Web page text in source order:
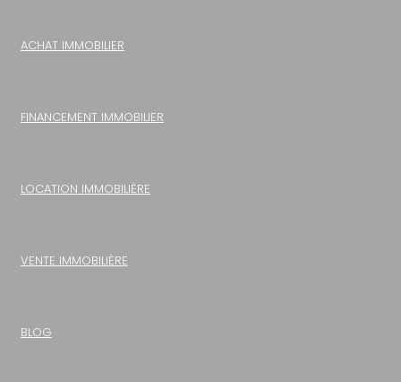
ACHAT IMMOBILIER
FINANCEMENT IMMOBILIER
LOCATION IMMOBILIÈRE
VENTE IMMOBILIÈRE
BLOG